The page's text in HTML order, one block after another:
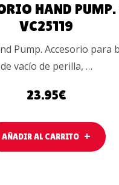
HAND PUMP.
VC25119
Pump. Accesorio para
de vacío de perilla, …
23.95€
AÑADIR AL CARRITO